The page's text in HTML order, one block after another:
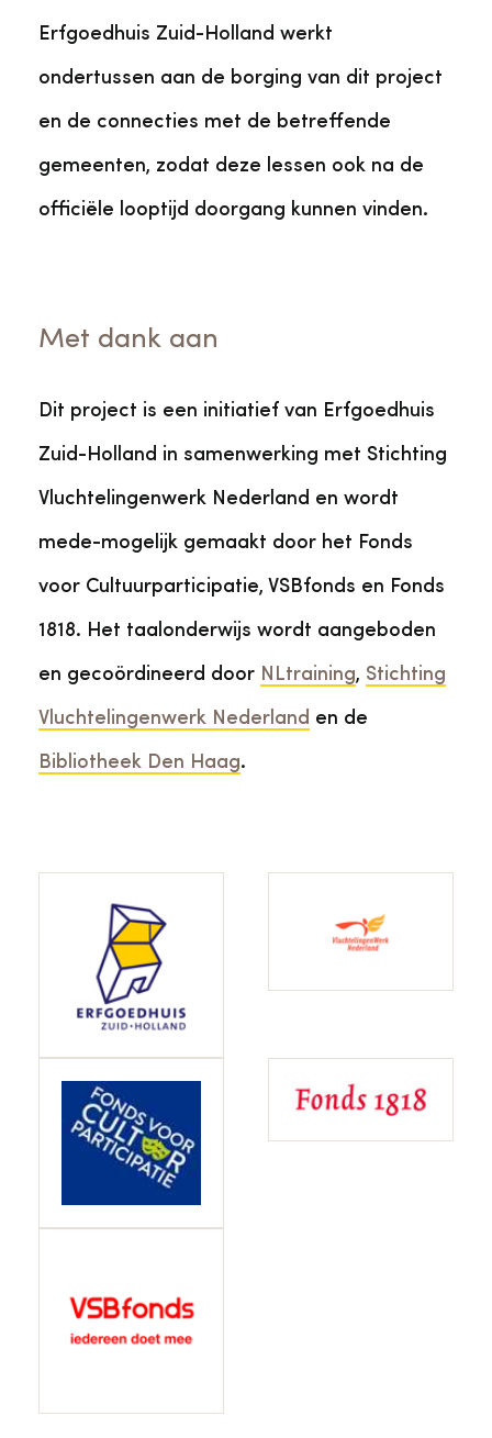
Erfgoedhuis Zuid-Holland werkt
ondertussen aan de borging van dit project
en de connecties met de betreffende
gemeenten, zodat deze lessen ook na de
officiële looptijd doorgang kunnen vinden.
Met dank aan
Dit project is een initiatief van Erfgoedhuis
Zuid-Holland in samenwerking met Stichting
Vluchtelingenwerk Nederland en wordt
mede-mogelijk gemaakt door het Fonds
voor Cultuurparticipatie, VSBfonds en Fonds
1818. Het taalonderwijs wordt aangeboden
en gecoördineerd door NLtraining, Stichting
Vluchtelingenwerk Nederland en de
Bibliotheek Den Haag.